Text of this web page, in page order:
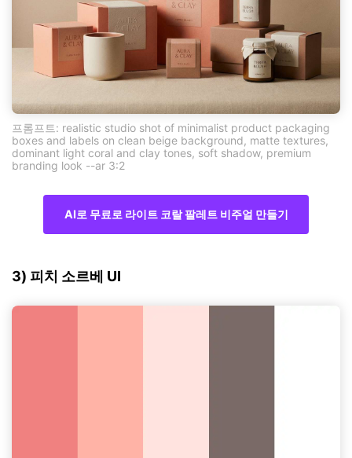
프롬프트: realistic studio shot of minimalist product packaging
boxes and labels on clean beige background, matte textures,
dominant light coral and clay tones, soft shadow, premium
branding look --ar 3:2
AI로 무료로 라이트 코랄 팔레트 비주얼 만들기
3) 피치 소르베 UI